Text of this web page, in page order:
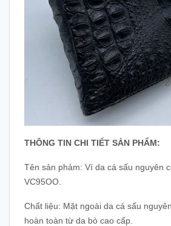
THÔNG TIN CHI TIẾT SẢN PHẨM:
Tên sản phảm: Ví da cá sấu nguyên
VC95OO.
Chất liệu: Mặt ngoài da cá sấu
hoàn toàn từ da bò cao cấp.